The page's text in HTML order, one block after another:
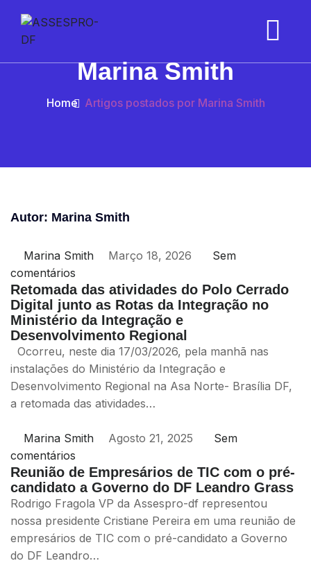
Marina Smith
Home Artigos postados por Marina Smith
Autor: Marina Smith
Marina Smith Março 18, 2026
Sem
comentários
Retomada das atividades do Polo Cerrado
Digital junto as Rotas da Integração no
Ministério da Integração e
Desenvolvimento Regional
Ocorreu, neste dia 17/03/2026, pela manhã nas
instalações do Ministério da Integração e
Desenvolvimento Regional na Asa Norte- Brasília DF,
a retomada das atividades…
Marina Smith Agosto 21, 2025
Sem
comentários
Reunião de Empresários de TIC com o pré-
candidato a Governo do DF Leandro Grass
Rodrigo Fragola VP da Assespro-df representou
nossa presidente Cristiane Pereira em uma reunião de
empresários de TIC com o pré-candidato a Governo
do DF Leandro…